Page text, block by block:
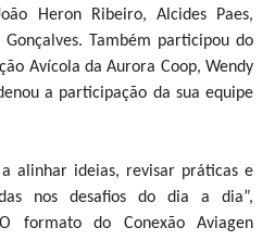
Heron Ribeiro, Alcides Paes,
Também participou do
Avícola da Aurora Coop, Wendy
a participação da sua equipe
alinhar ideias, revisar práticas e
nos desafios do dia a dia”,
formato do Conexão Aviagen